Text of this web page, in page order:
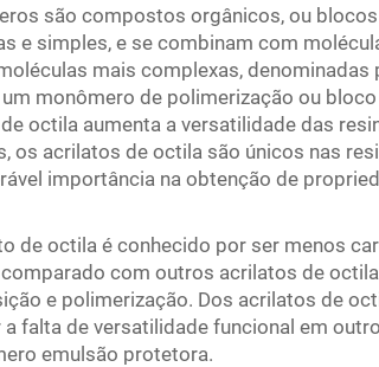
são compostos orgânicos, ou
e simples, e se combinam com
mais complexas,
monômero de polimerização ou
octila aumenta a versatilidade das
os acrilatos de octila são únicos nas
importância na obtenção de
de octila é conhecido por ser menos
com outros acrilatos de
e polimerização. Dos acrilatos de
a falta de versatilidade funcional em
emulsão protetora.